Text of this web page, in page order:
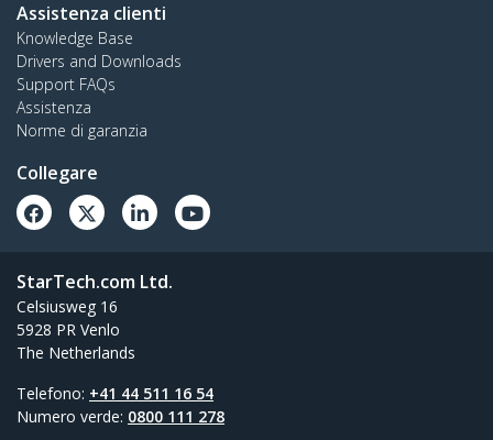
Assistenza clienti
Knowledge Base
Drivers and Downloads
Support FAQs
Assistenza
Norme di garanzia
Collegare
StarTech.com Ltd.
Celsiusweg 16
5928 PR Venlo
The Netherlands
Telefono: +41 44 511 16 54
Numero verde: 0800 111 278